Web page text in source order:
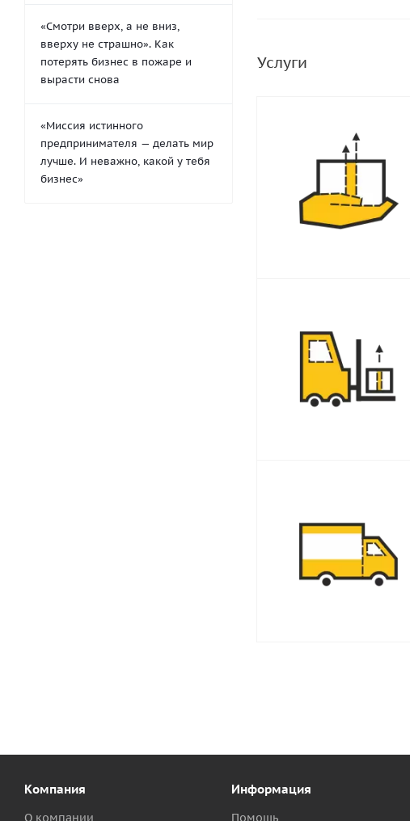
Услуги
«Смотри вверх, а не вниз,
вверху не страшно». Как
потерять бизнес в пожаре и
вырасти снова
«Миссия истинного
предпринимателя — делать мир
лучше. И неважно, какой у тебя
бизнес»
Компания
О компании
Информация
Помощь